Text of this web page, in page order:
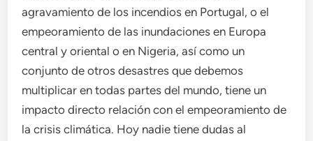
agravamiento de los incendios en Portugal, o el
empeoramiento de las inundaciones en Europa
central y oriental o en Nigeria, así como un
conjunto de otros desastres que debemos
multiplicar en todas partes del mundo, tiene un
impacto directo relación con el empeoramiento de
la crisis climática. Hoy nadie tiene dudas al